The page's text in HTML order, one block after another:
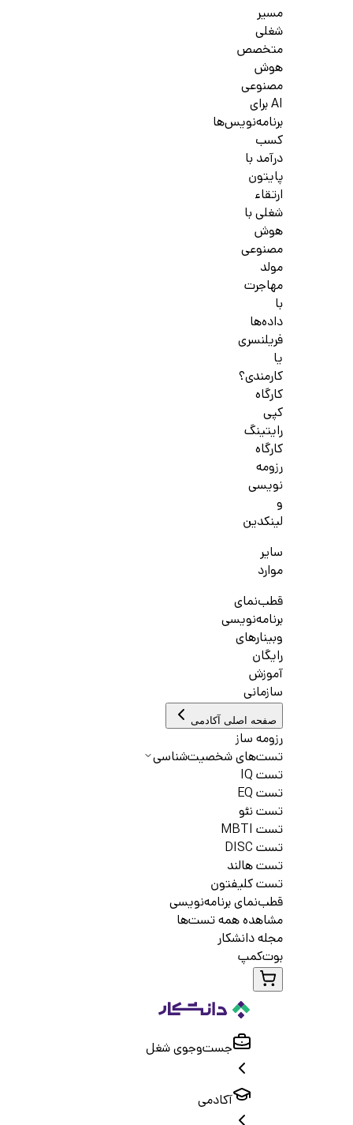
مسیر
شغلی
متخصص
هوش
مصنوعی
AI برای
برنامه‌نویس‌ها
کسب
درآمد با
پایتون
ارتقاء
شغلی با
هوش
مصنوعی
مولد
مهاجرت
با
داده‌ها
فریلنسری
یا
کارمندی؟
کارگاه
کپی
رایتینگ
کارگاه
رزومه
نویسی
و
لینکدین
سایر
موارد
قطب‌نمای
برنامه‌نویسی
وبینارهای
رایگان
آموزش
سازمانی
صفحه اصلی آکادمی
رزومه ساز
تست‌های شخصیت‌شناسی
تست IQ
تست EQ
تست نئو
تست MBTI
تست DISC
تست هالند
تست کلیفتون
قطب‌نمای برنامه‌نویسی
مشاهده همه تست‌ها
مجله دانشکار
بوت‌کمپ
جست‌و‌جوی شغل
آکادمی